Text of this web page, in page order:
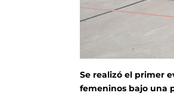
Se realizó el primer
femeninos bajo una